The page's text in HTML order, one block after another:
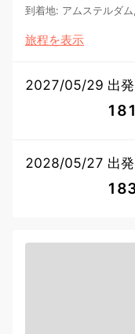
到着地: アムステルダ
旅程を表示
2027/05/29 出発
2028/05/27 出発